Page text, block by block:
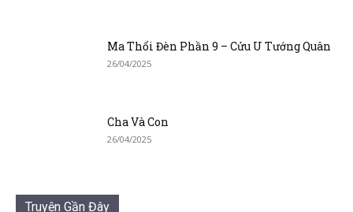
Ma Thổi Đèn Phần 9 – Cửu U Tướng Quân
26/04/2025
Cha Và Con
26/04/2025
Truyện Gần Đây